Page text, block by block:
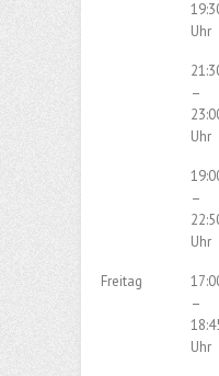
Uhr
–
Uhr
–
Uhr
Freitag
–
Uhr